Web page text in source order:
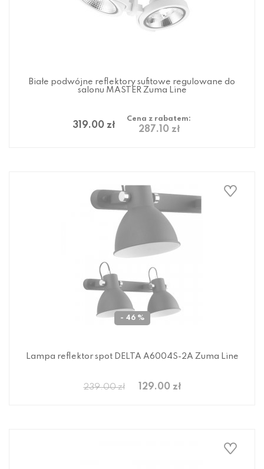
Białe podwójne reflektory sufitowe regulowane do
salonu MASTER Zuma Line
319.00 zł
Cena z rabatem:
287.10 zł
- 46 %
Lampa reflektor spot DELTA A6004S-2A Zuma Line
239.00 zł 129.00 zł